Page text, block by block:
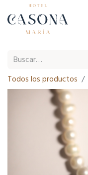
Todos los productos